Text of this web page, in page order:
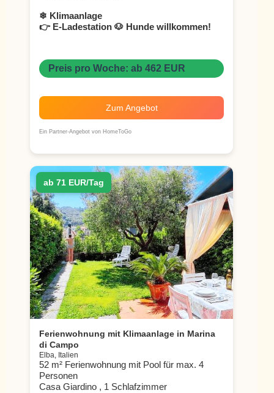
❄ Klimaanlage
👉 E-Ladestation 🐶 Hunde willkommen!
Preis pro Woche: ab 462 EUR
Zum Angebot
Ein Partner-Angebot von HomeToGo
ab 71 EUR/Tag
Ferienwohnung mit Klimaanlage in Marina
di Campo
Elba, Italien
52 m² Ferienwohnung mit Pool für max. 4
Personen
Casa Giardino , 1 Schlafzimmer